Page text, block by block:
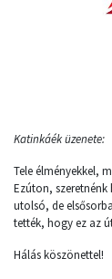
Katinkáék üzenete:
Tele élményekkel,
Ezúton,
utolsó, de
tették, hogy ez az
Hálás köszönettel!